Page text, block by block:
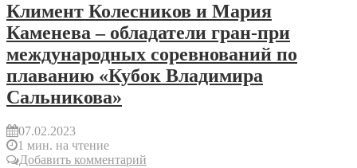
Климент Колесников и Мария
Каменева – обладатели гран-при
международных соревнований по
плаванию «Кубок Владимира
Сальникова»
07.02.2023
1 мин. на чтение
Добавить комментарий